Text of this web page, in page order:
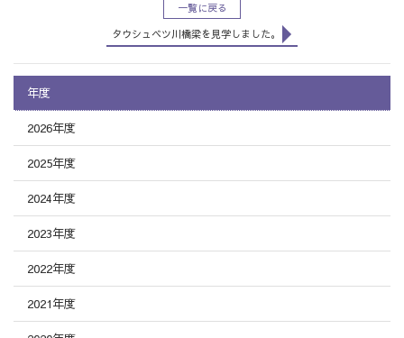
一覧に戻る
タウシュベツ川橋梁を見学しました。
年度
2026年度
2025年度
2024年度
2023年度
2022年度
2021年度